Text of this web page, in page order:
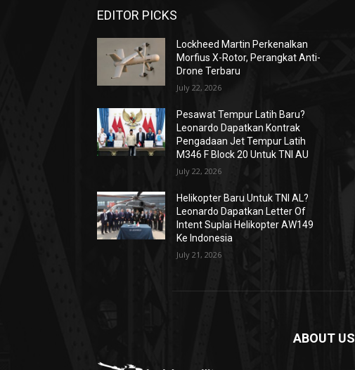
EDITOR PICKS
Lockheed Martin Perkenalkan
Morfius X-Rotor, Perangkat Anti-
Drone Terbaru
July 22, 2026
Pesawat Tempur Latih Baru?
Leonardo Dapatkan Kontrak
Pengadaan Jet Tempur Latih
M346 F Block 20 Untuk TNI AU
July 22, 2026
Helikopter Baru Untuk TNI AL?
Leonardo Dapatkan Letter Of
Intent Suplai Helikopter AW149
Ke Indonesia
July 21, 2026
ABOUT US